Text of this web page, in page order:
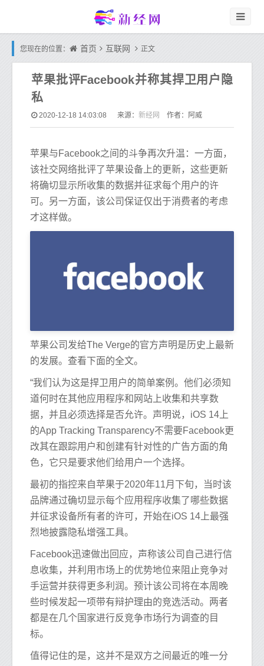
您现在的位置： 首页 互联网 正文
苹果批评Facebook并称其捍卫用户隐
私
2020-12-18 14:03:08 来源： 新经网 作者：阿威
苹果与Facebook之间的斗争再次升温：一方面，
该社交网络批评了苹果设备上的更新，这些更新
将确切显示所收集的数据并征求每个用户的许
可。另一方面，该公司保证仅出于消费者的考虑
才这样做。
苹果公司发给The Verge的官方声明是历史上最新
的发展。查看下面的全文。
“我们认为这是捍卫用户的简单案例。他们必须知
道何时在其他应用程序和网站上收集和共享数
据，并且必须选择是否允许。声明说，iOS 14上
的App Tracking Transparency不需要Facebook更
改其在跟踪用户和创建有针对性的广告方面的角
色，它只是要求他们给用户一个选择。
最初的指控来自苹果于2020年11月下旬，当时该
品牌通过确切显示每个应用程序收集了哪些数据
并征求设备所有者的许可，开始在iOS 14上最强
烈地披露隐私增强工具。
Facebook迅速做出回应，声称该公司自己进行信
息收集，并利用市场上的优势地位来阻止竞争对
手运营并获得更多利润。预计该公司将在本周晚
些时候发起一项带有辩护理由的竞选活动。两者
都是在几个国家进行反竞争市场行为调查的目
标。
值得记住的是，这并不是双方之间最近的唯一分